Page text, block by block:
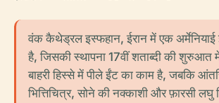
वंक कैथेड्रल इस्फहान, ईरान में एक
है, जिसकी स्थापना 17वीं शताब्दी की
बाहरी हिस्से में पीले ईंट का काम है, जबकि
भित्तिचित्र, सोने की नक्काशी और फ़ारसी